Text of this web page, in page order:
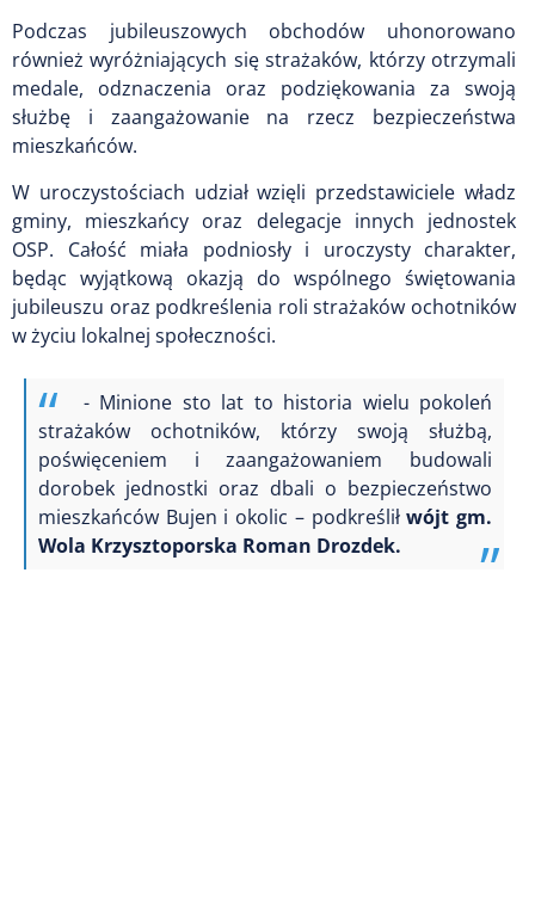
Podczas jubileuszowych obchodów uhonorowano
również wyróżniających się strażaków, którzy otrzymali
medale, odznaczenia oraz podziękowania za swoją
służbę i zaangażowanie na rzecz bezpieczeństwa
mieszkańców.
W uroczystościach udział wzięli przedstawiciele władz
gminy, mieszkańcy oraz delegacje innych jednostek
OSP. Całość miała podniosły i uroczysty charakter,
będąc wyjątkową okazją do wspólnego świętowania
jubileuszu oraz podkreślenia roli strażaków ochotników
w życiu lokalnej społeczności.
- Minione sto lat to historia wielu pokoleń
strażaków ochotników, którzy swoją służbą,
poświęceniem i zaangażowaniem budowali
dorobek jednostki oraz dbali o bezpieczeństwo
mieszkańców Bujen i okolic – podkreśliłwójt gm.
Wola Krzysztoporska Roman Drozdek.